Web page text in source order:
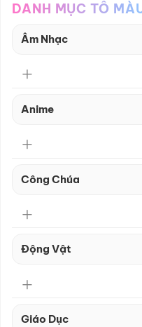
DANH MỤC TÔ
Âm Nhạc
Anime
Công Chúa
Động Vật
Giáo Dục